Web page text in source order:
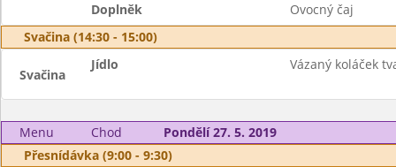
Doplněk
Ovocný čaj
Svačina (14:30 - 15:00)
Svačina
Jídlo Vázaný koláček
Menu Chod
Pondělí 27. 5. 2019
Přesnídávka (9:00 - 9:30)